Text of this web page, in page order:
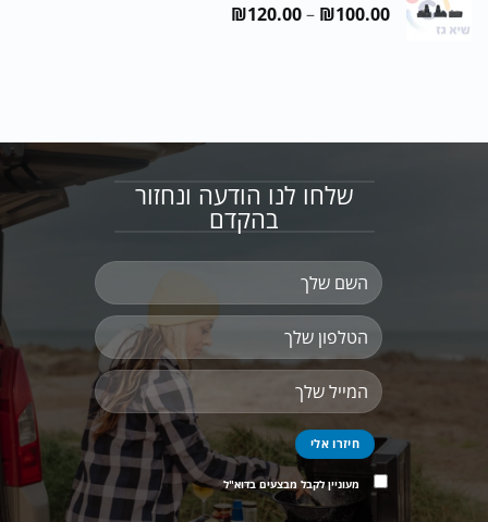
₪100.00
–
₪120.00
שלחו לנו הודעה ונחזור
בהקדם
מעוניין לקבל מבצעים בדוא"ל